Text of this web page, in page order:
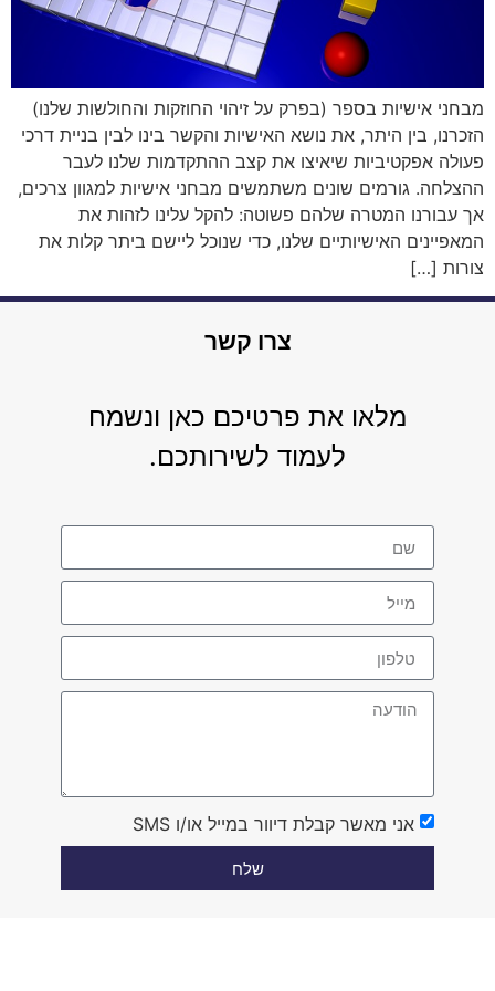
מבחני אישיות בספר (בפרק על זיהוי החוזקות והחולשות שלנו)
הזכרנו, בין היתר, את נושא האישיות והקשר בינו לבין בניית דרכי
פעולה אפקטיביות שיאיצו את קצב ההתקדמות שלנו לעבר
ההצלחה. גורמים שונים משתמשים מבחני אישיות למגוון צרכים,
אך עבורנו המטרה שלהם פשוטה: להקל עלינו לזהות את
המאפיינים האישיותיים שלנו, כדי שנוכל ליישם ביתר קלות את
צורות […]
צרו קשר
מלאו את פרטיכם כאן ונשמח
לעמוד לשירותכם.
אני מאשר קבלת דיוור במייל או/ו SMS
שלח